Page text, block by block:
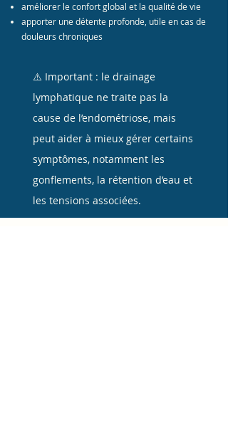
améliorer le confort global et la qualité de vie
apporter une détente profonde, utile en cas de
douleurs chroniques
⚠️ Important : le drainage
lymphatique ne traite pas la
cause de l’endométriose, mais
peut aider à mieux gérer certains
symptômes, notamment les
gonflements, la rétention d’eau et
les tensions associées.